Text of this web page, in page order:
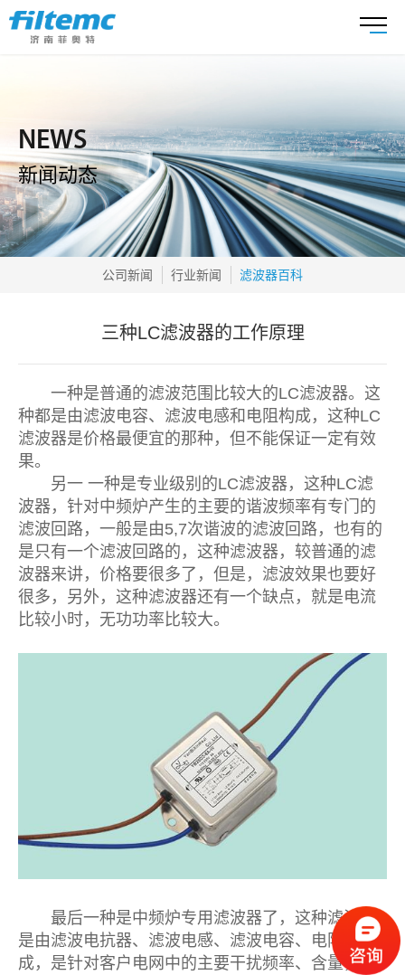
NEWS
新闻动态
公司新闻 行业新闻 滤波器百科
三种LC滤波器的工作原理
一种是普通的滤波范围比较大的LC滤波器。这
种都是由滤波电容、滤波电感和电阻构成，这种LC
滤波器是价格最便宜的那种，但不能保证一定有效
果。
另一 一种是专业级别的LC滤波器，这种LC滤
波器，针对中频炉产生的主要的谐波频率有专门的
滤波回路，一般是由5,7次谐波的滤波回路，也有的
是只有一个滤波回路的，这种滤波器，较普通的滤
波器来讲，价格要很多了，但是，滤波效果也要好
很多，另外，这种滤波器还有一个缺点，就是电流
比较小时，无功功率比较大。
最后一种是中频炉专用滤波器了，这种滤波器
是由滤波电抗器、滤波电感、滤波电容、电阻等组
成，是针对客户电网中的主要干扰频率、含量，而